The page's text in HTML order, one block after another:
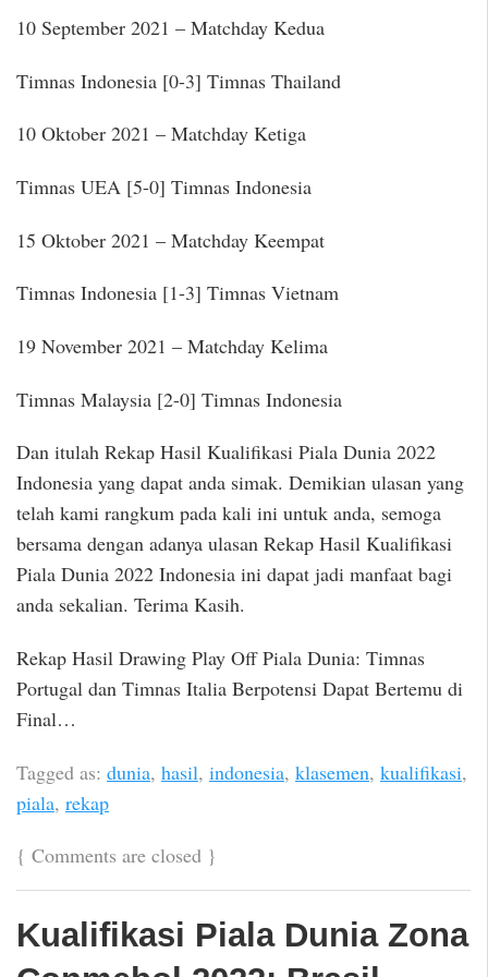
10 September 2021 – Matchday Kedua
Timnas Indonesia [0-3] Timnas Thailand
10 Oktober 2021 – Matchday Ketiga
Timnas UEA [5-0] Timnas Indonesia
15 Oktober 2021 – Matchday Keempat
Timnas Indonesia [1-3] Timnas Vietnam
19 November 2021 – Matchday Kelima
Timnas Malaysia [2-0] Timnas Indonesia
Dan itulah Rekap Hasil Kualifikasi Piala Dunia 2022
Indonesia yang dapat anda simak. Demikian ulasan yang
telah kami rangkum pada kali ini untuk anda, semoga
bersama dengan adanya ulasan Rekap Hasil Kualifikasi
Piala Dunia 2022 Indonesia ini dapat jadi manfaat bagi
anda sekalian. Terima Kasih.
Rekap Hasil Drawing Play Off Piala Dunia: Timnas
Portugal dan Timnas Italia Berpotensi Dapat Bertemu di
Final…
Tagged as: dunia, hasil, indonesia, klasemen, kualifikasi,
piala, rekap
{ Comments are closed }
Kualifikasi Piala Dunia Zona